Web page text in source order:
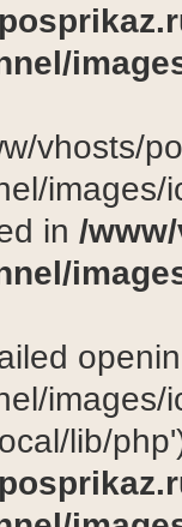
vhosts/
in /
images/
lib/